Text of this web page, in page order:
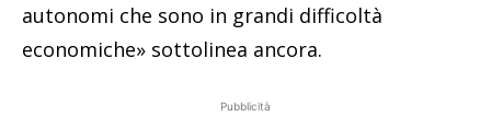
autonomi che sono in grandi difficoltà
economiche» sottolinea ancora.
Pubblicità